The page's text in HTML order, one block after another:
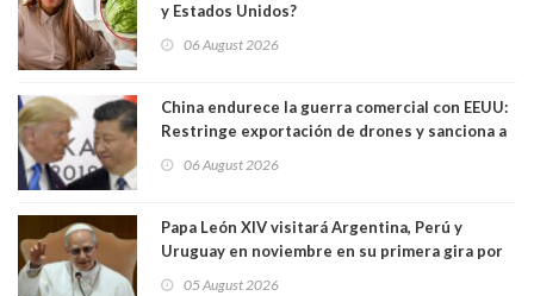
y Estados Unidos?
06 August 2026
China endurece la guerra comercial con EEUU:
Restringe exportación de drones y sanciona a
06 August 2026
Papa León XIV visitará Argentina, Perú y
Uruguay en noviembre en su primera gira por
05 August 2026